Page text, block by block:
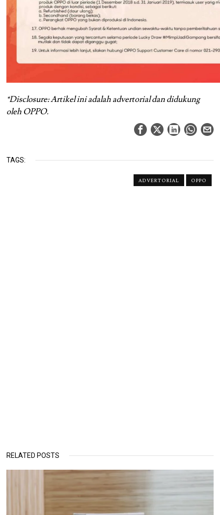
*Disclosure: Artikel ini adalah advertorial dan didukung
oleh OPPO.
TAGS:
ADVERTORIAL OPPO
RELATED POSTS